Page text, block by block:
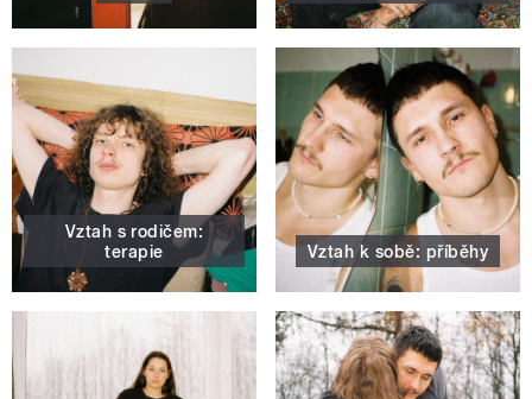
Vztah s rodičem:
terapie
Vztah k sobě: příběhy